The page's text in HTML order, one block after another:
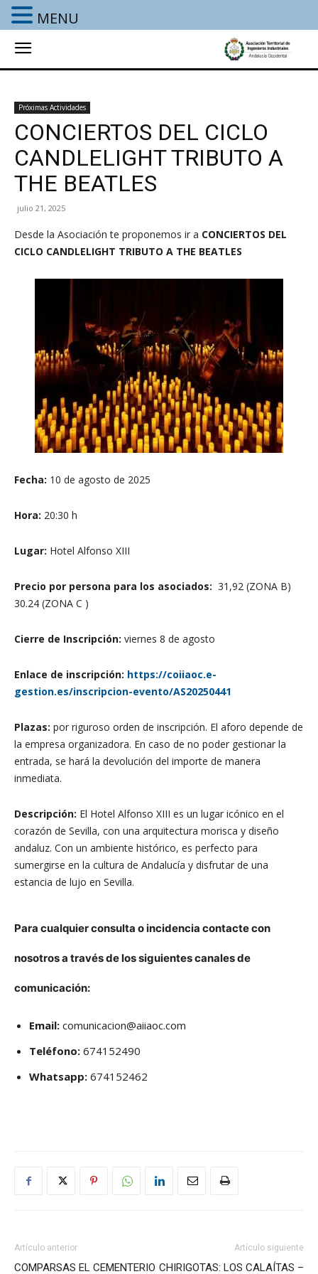
Próximas Actividades
CONCIERTOS DEL CICLO
CANDLELIGHT TRIBUTO A
THE BEATLES
julio 21, 2025
Desde la Asociación te proponemos ir a CONCIERTOS DEL
CICLO CANDLELIGHT TRIBUTO A THE BEATLES
Fecha: 10 de agosto de 2025
Hora: 20:30 h
Lugar: Hotel Alfonso XIII
Precio por persona para los asociados: 31,92 (ZONA B)
30.24 (ZONA C )
Cierre de Inscripción: viernes 8 de agosto
Enlace de inscripción: https://coiiaoc.e-
gestion.es/inscripcion-evento/AS20250441
Plazas: por riguroso orden de inscripción. El aforo depende de
la empresa organizadora. En caso de no poder gestionar la
entrada, se hará la devolución del importe de manera
inmediata.
Descripción: El Hotel Alfonso XIII es un lugar icónico en el
corazón de Sevilla, con una arquitectura morisca y diseño
andaluz. Con un ambiente histórico, es perfecto para
sumergirse en la cultura de Andalucía y disfrutar de una
estancia de lujo en Sevilla.
Para cualquier consulta o incidencia contacte con
nosotros a través de los siguientes canales de
comunicación:
Email: comunicacion@aiiaoc.com
Teléfono: 674152490
Whatsapp: 674152462
Artículo anterior
COMPARSAS EL CEMENTERIO
Artículo siguiente
CHIRIGOTAS: LOS CALAÍTAS –
MENU